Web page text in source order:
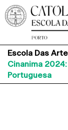
Escola Das
Cinanima
Portuguesa